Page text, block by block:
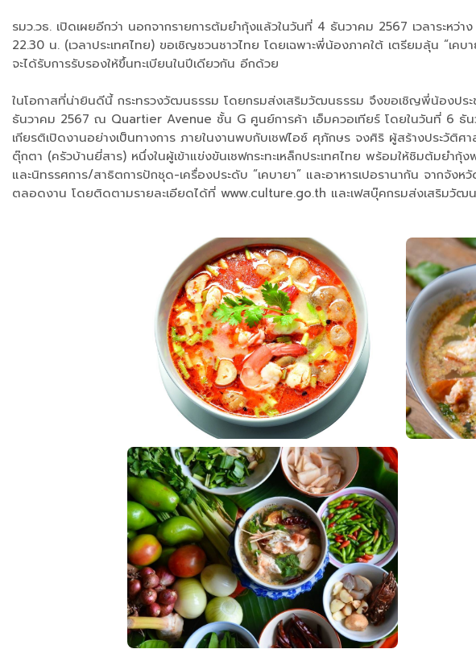
รมว.วธ. เปิดเผยอีกว่า นอกจากรายการต้มยำกุ้งแล้วในวันที่ 4 ธันวาคม 2567 เวลาระห
22.30 น. (เวลาประเทศไทย) ขอเชิญชวนชาวไทย โดยเฉพาะพี่น้องภาคใต้ เตรียมลุ้น “เ
จะได้รับการรับรองให้ขึ้นทะเบียนในปีเดียวกัน อีกด้วย
ในโอกาสที่น่ายินดีนี้ กระทรวงวัฒนธรรม โดยกรมส่งเสริมวัฒนธรรม จึงขอเชิญพี่น้องป
ธันวาคม 2567 ณ Quartier Avenue ชั้น G ศูนย์การค้า เอ็มควอเทียร์ โดยในวันที่ 6 ธั
เกียรติเปิดงานอย่างเป็นทางการ ภายในงานพบกับเชฟไอซ์ ศุภักษร จงศิริ ผู้สร้างประวัติ
ตุ๊กตา (ครัวบ้านยี่สาร) หนึ่งในผู้เข้าแข่งขันเชฟกระทะเหล็กประเทศไทย พร้อมให้ชิมต้มยำ
และนิทรรศการ/สาธิตการปักชุด-เครื่องประดับ “เคบายา” และอาหารเปอรานากัน จาก
ตลอดงาน โดยติดตามรายละเอียดได้ที่ www.culture.go.th และเฟสบุ๊คกรมส่งเสริมวัฒ